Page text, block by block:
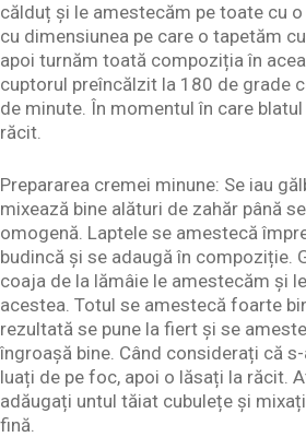
călduț și le amestecăm pe toate cu
cu dimensiunea pe care o tapetăm
apoi turnăm toată compoziția în
cuptorul preîncălzit la 180 de grade
de minute. În momentul în care
răcit.
Prepararea cremei minune: Se iau
mixează bine alături de zahăr până
omogenă. Laptele se amestecă
budincă și se adaugă în compoziție.
coaja de la lămâie le amestecăm și
acestea. Totul se amestecă foarte
rezultată se pune la fiert și se
îngroașă bine. Când considerați că
luați de pe foc, apoi o lăsați la răcit.
adăugați untul tăiat cubulețe și
fină.